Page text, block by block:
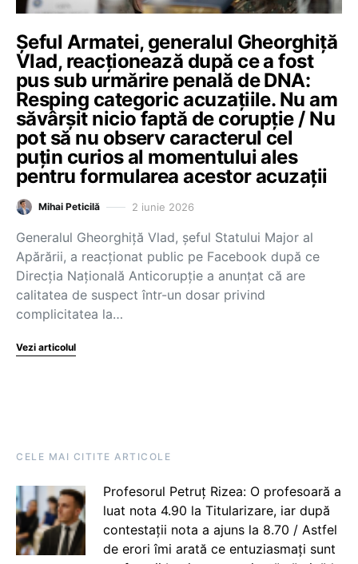
Șeful Armatei, generalul Gheorghiță
Vlad, reacționează după ce a fost
pus sub urmărire penală de DNA:
Resping categoric acuzațiile. Nu am
săvârșit nicio faptă de corupție / Nu
pot să nu observ caracterul cel
puțin curios al momentului ales
pentru formularea acestor acuzații
Mihai Peticilă 2 iunie 2026
Generalul Gheorghiță Vlad, șeful Statului Major al
Apărării, a reacționat public pe Facebook după ce
Direcția Națională Anticorupție a anunțat că are
calitatea de suspect într-un dosar privind
complicitatea la…
Vezi articolul
CELE MAI CITITE ARTICOLE
Profesorul Petruț Rizea: O profesoară a
luat nota 4.90 la Titularizare, iar după
contestații nota a ajuns la 8.70 / Astfel
de erori îmi arată ce entuziasmați sunt